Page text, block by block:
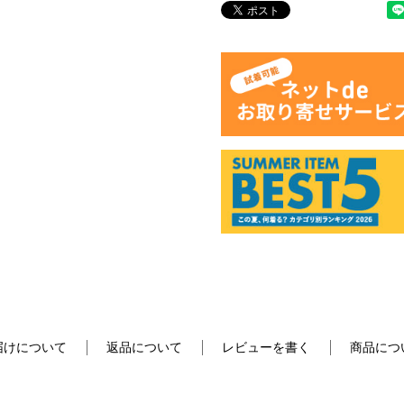
けについて 返品について レビューを書く 商品につ